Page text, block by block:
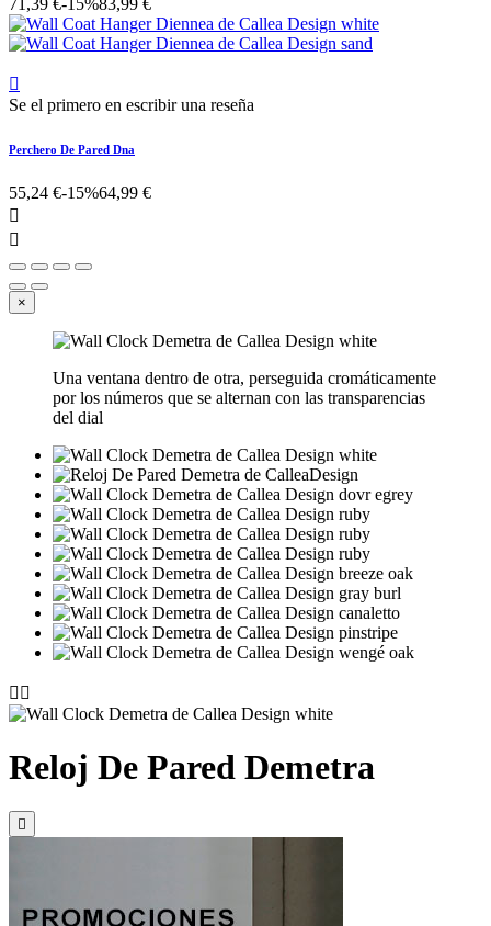

Se el primero en escribir una reseña
Perchero De Pared Dna
55,24 €-15%64,99 €


×
Una ventana dentro de otra, perseguida cromáticamente
por los números que se alternan con las transparencias
del dial
 
Reloj De Pared Demetra
